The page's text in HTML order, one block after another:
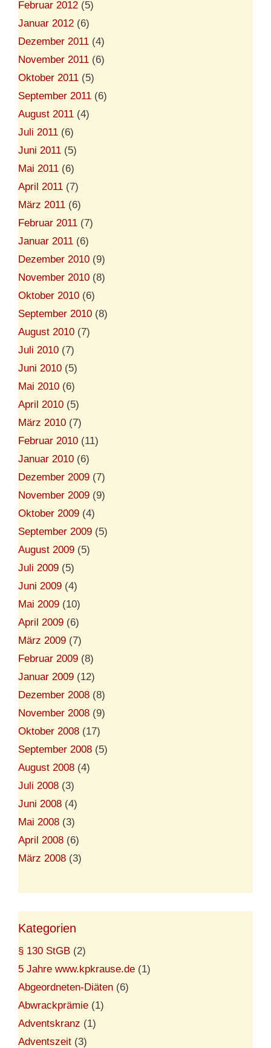
Februar 2012 (5)
Januar 2012 (6)
Dezember 2011 (4)
November 2011 (6)
Oktober 2011 (5)
September 2011 (6)
August 2011 (4)
Juli 2011 (6)
Juni 2011 (5)
Mai 2011 (6)
April 2011 (7)
März 2011 (6)
Februar 2011 (7)
Januar 2011 (6)
Dezember 2010 (9)
November 2010 (8)
Oktober 2010 (6)
September 2010 (8)
August 2010 (7)
Juli 2010 (7)
Juni 2010 (5)
Mai 2010 (6)
April 2010 (5)
März 2010 (7)
Februar 2010 (11)
Januar 2010 (6)
Dezember 2009 (7)
November 2009 (9)
Oktober 2009 (4)
September 2009 (5)
August 2009 (5)
Juli 2009 (5)
Juni 2009 (4)
Mai 2009 (10)
April 2009 (6)
März 2009 (7)
Februar 2009 (8)
Januar 2009 (12)
Dezember 2008 (8)
November 2008 (9)
Oktober 2008 (17)
September 2008 (5)
August 2008 (4)
Juli 2008 (3)
Juni 2008 (4)
Mai 2008 (3)
April 2008 (6)
März 2008 (3)
Kategorien
§ 130 StGB (2)
5 Jahre www.kpkrause.de (1)
Abgeordneten-Diäten (6)
Abwrackprämie (1)
Adventskranz (1)
Adventszeit (3)